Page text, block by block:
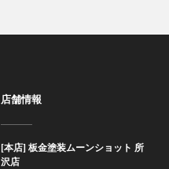
店舗情報
[本店] 板金塗装ムーンショット 所
沢店